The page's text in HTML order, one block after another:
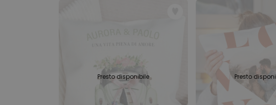
Presto disponibile Presto